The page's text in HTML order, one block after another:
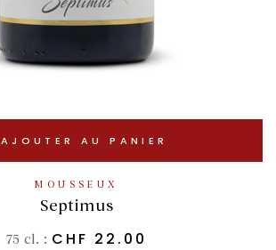
AJOUTER AU PANIER
MOUSSEUX
Septimus
75 cl. : CHF 22.00